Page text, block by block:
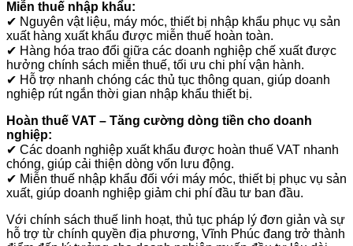
Miễn thuế nhập khẩu:
✔ Nguyên vật liệu, máy móc, thiết bị nhập khẩu phục vụ sản
xuất hàng xuất khẩu được miễn thuế hoàn toàn.
✔ Hàng hóa trao đổi giữa các doanh nghiệp chế xuất được
hưởng chính sách miễn thuế, tối ưu chi phí vận hành.
✔ Hỗ trợ nhanh chóng các thủ tục thông quan, giúp doanh
nghiệp rút ngắn thời gian nhập khẩu thiết bị.
Hoàn thuế VAT – Tăng cường dòng tiền cho doanh
nghiệp:
✔ Các doanh nghiệp xuất khẩu được hoàn thuế VAT nhanh
chóng, giúp cải thiện dòng vốn lưu động.
✔ Miễn thuế nhập khẩu đối với máy móc, thiết bị phục vụ sản
xuất, giúp doanh nghiệp giảm chi phí đầu tư ban đầu.
Với chính sách thuế linh hoạt, thủ tục pháp lý đơn giản và sự
hỗ trợ từ chính quyền địa phương, Vĩnh Phúc đang trở thành